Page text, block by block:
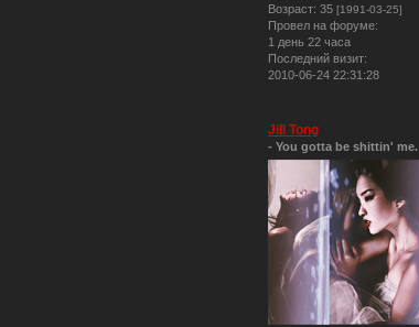
Возраст: 35 [1991-03-25]
Провел на форуме:
1 день 22 часа
Последний визит:
2010-06-24 22:31:28
Jill Tong
- You gotta be shittin' me.